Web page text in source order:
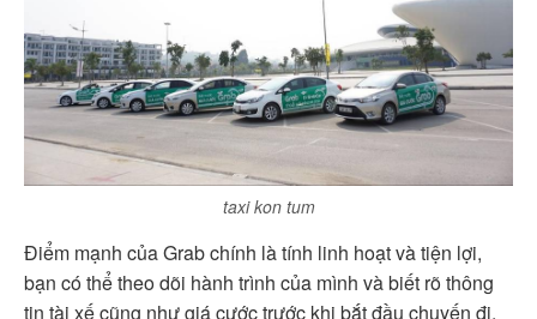
taxi kon tum
Điểm mạnh của Grab chính là tính linh hoạt và tiện lợi,
bạn có thể theo dõi hành trình của mình và biết rõ thông
tin tài xế cũng như giá cước trước khi bắt đầu chuyến đi.